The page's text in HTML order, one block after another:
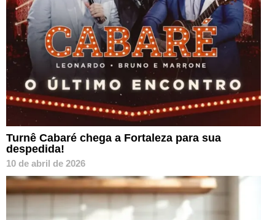
Turnê Cabaré chega a Fortaleza para sua
despedida!
10 de abril de 2026